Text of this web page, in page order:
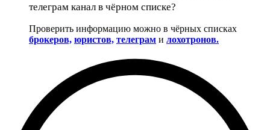
телеграм канал в чёрном списке?
Проверить информацию можно в чёрных списках
брокеров, юристов, телеграм и лохотронов.